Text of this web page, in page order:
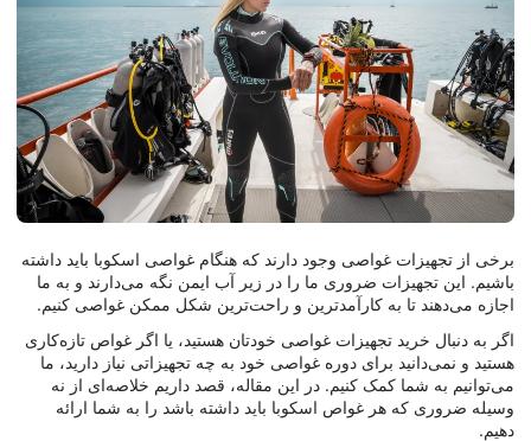
برخی از تجهیزات غواصی وجود دارند که هنگام غواصی اسکوبا باید داشته
باشیم. این تجهیزات ضروری ما را در زیر آب ایمن نگه می‌دارند و به ما
اجازه می‌دهند تا به کارآمدترین و راحت‌ترین شکل ممکن غواصی کنیم.
اگر به دنبال خرید تجهیزات غواصی خودتان هستید، یا اگر غواص تازه‌کاری
هستید و نمی‌دانید برای دوره غواصی خود به چه تجهیزاتی نیاز دارید، ما
می‌توانیم به شما کمک کنیم. در این مقاله، قصد داریم خلاصه‌ای از نه
وسیله ضروری که هر غواص اسکوبا باید داشته باشد را به شما ارائه
دهیم.